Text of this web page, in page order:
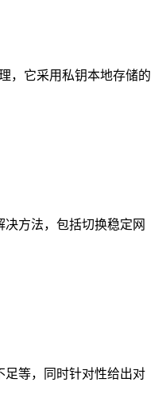
，它采用私钥本地存储的
方法，包括切换稳定网
足等，同时针对性给出对